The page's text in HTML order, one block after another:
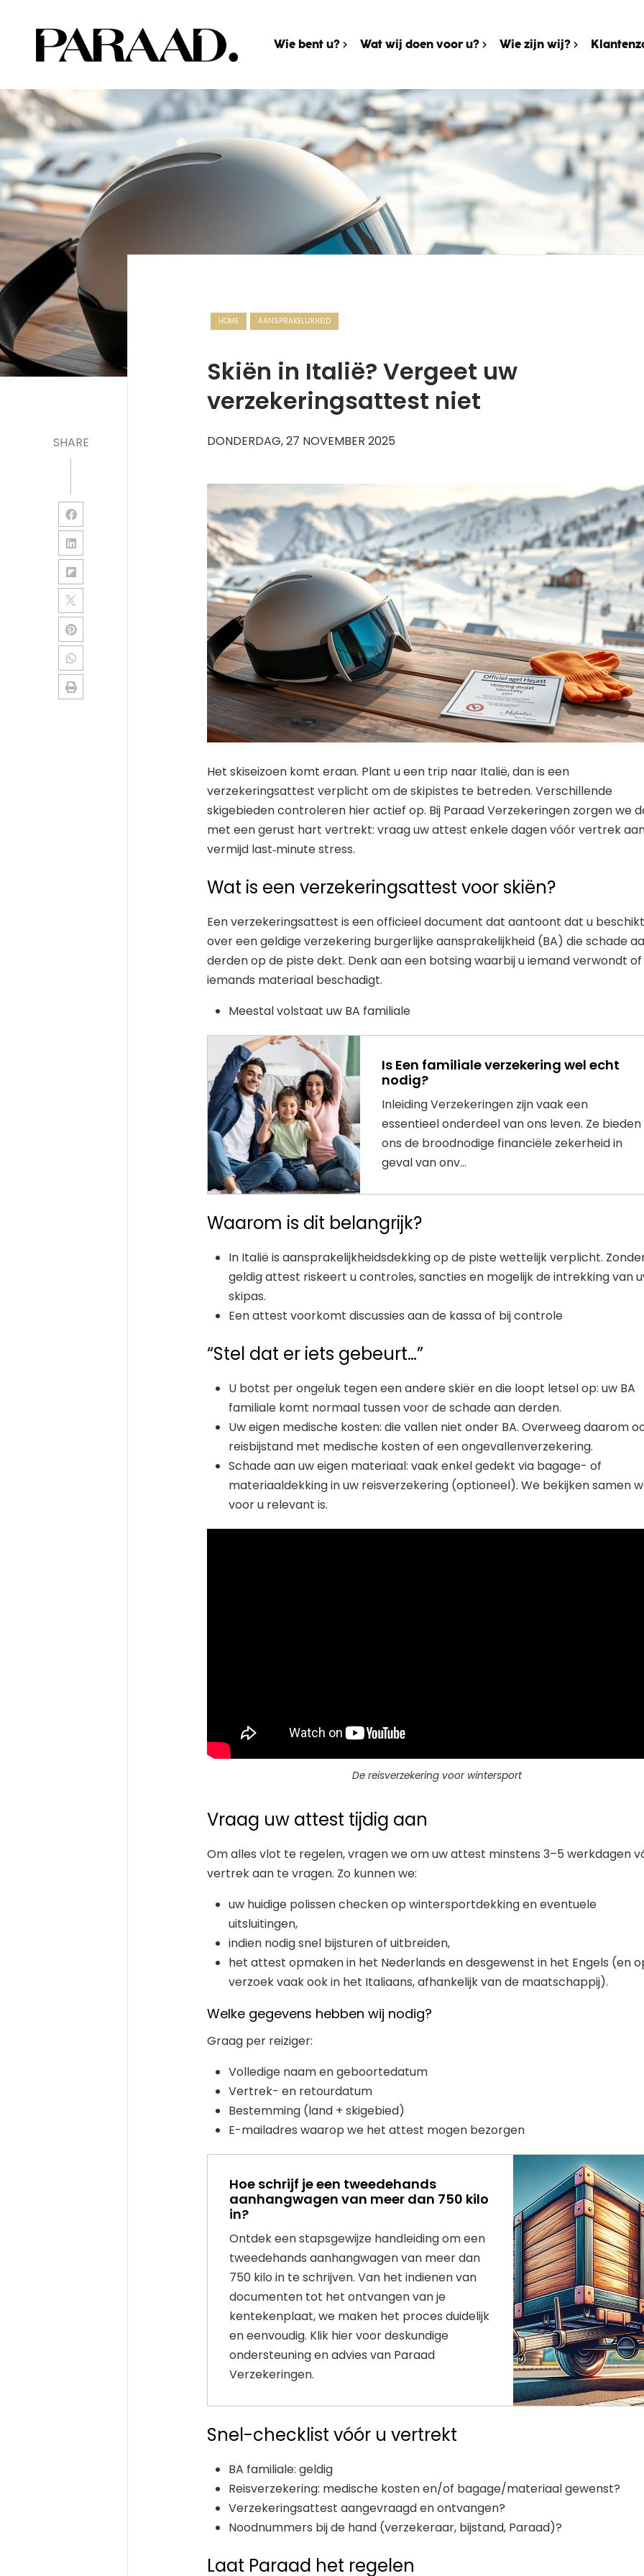
Wie bent u? Wat wij doen voor u? Wie zijn wij?
SHARE
HOME AANSPRAKELIJKHEID
Skiën in Italië? Vergeet uw
verzekeringsattest niet
DONDERDAG, 27 NOVEMBER 2025
Het skiseizoen komt eraan. Plant u een trip naar Italië, dan is een
verzekeringsattest verplicht om de skipistes te betreden. Verschillende
skigebieden controleren hier actief op. Bij Paraad Verzekeringen zorgen we
met een gerust hart vertrekt: vraag uw attest enkele dagen vóór vertrek
vermijd last‑minute stress.
Wat is een verzekeringsattest voor skiën?
Een verzekeringsattest is een officieel document dat aantoont dat u
over een geldige verzekering burgerlijke aansprakelijkheid (BA) die schade
derden op de piste dekt. Denk aan een botsing waarbij u iemand verwondt of
iemands materiaal beschadigt.
Meestal volstaat uw BA familiale
Is Een familiale verzekering wel echt
nodig?
Inleiding Verzekeringen zijn vaak een
essentieel onderdeel van ons leven. Ze bieden
ons de broodnodige financiële zekerheid in
geval van onv...
Waarom is dit belangrijk?
In Italië is aansprakelijkheidsdekking op de piste wettelijk verplicht.
geldig attest riskeert u controles, sancties en mogelijk de intrekking van
skipas.
Een attest voorkomt discussies aan de kassa of bij controle
“Stel dat er iets gebeurt…”
U botst per ongeluk tegen een andere skiër en die loopt letsel op: uw BA
familiale komt normaal tussen voor de schade aan derden.
Uw eigen medische kosten: die vallen niet onder BA. Overweeg daarom
reisbijstand met medische kosten of een ongevallenverzekering.
Schade aan uw eigen materiaal: vaak enkel gedekt via bagage- of
materiaaldekking in uw reisverzekering (optioneel). We bekijken samen
voor u relevant is.
De reisverzekering voor wintersport
Vraag uw attest tijdig aan
Om alles vlot te regelen, vragen we om uw attest minstens 3–5 werkdagen
vertrek aan te vragen. Zo kunnen we:
uw huidige polissen checken op wintersportdekking en eventuele
uitsluitingen,
indien nodig snel bijsturen of uitbreiden,
het attest opmaken in het Nederlands en desgewenst in het Engels (en
verzoek vaak ook in het Italiaans, afhankelijk van de maatschappij).
Welke gegevens hebben wij nodig?
Graag per reiziger:
Volledige naam en geboortedatum
Vertrek- en retourdatum
Bestemming (land + skigebied)
E-mailadres waarop we het attest mogen bezorgen
Hoe schrijf je een tweedehands
aanhangwagen van meer dan 750 kilo
in?
Ontdek een stapsgewijze handleiding om een
tweedehands aanhangwagen van meer dan
750 kilo in te schrijven. Van het indienen van
documenten tot het ontvangen van je
kentekenplaat, we maken het proces duidelijk
en eenvoudig. Klik hier voor deskundige
ondersteuning en advies van Paraad
Verzekeringen.
Snel-checklist vóór u vertrekt
BA familiale: geldig
Reisverzekering: medische kosten en/of bagage/materiaal gewenst?
Verzekeringsattest aangevraagd en ontvangen?
Noodnummers bij de hand (verzekeraar, bijstand, Paraad)?
Laat Paraad het regelen